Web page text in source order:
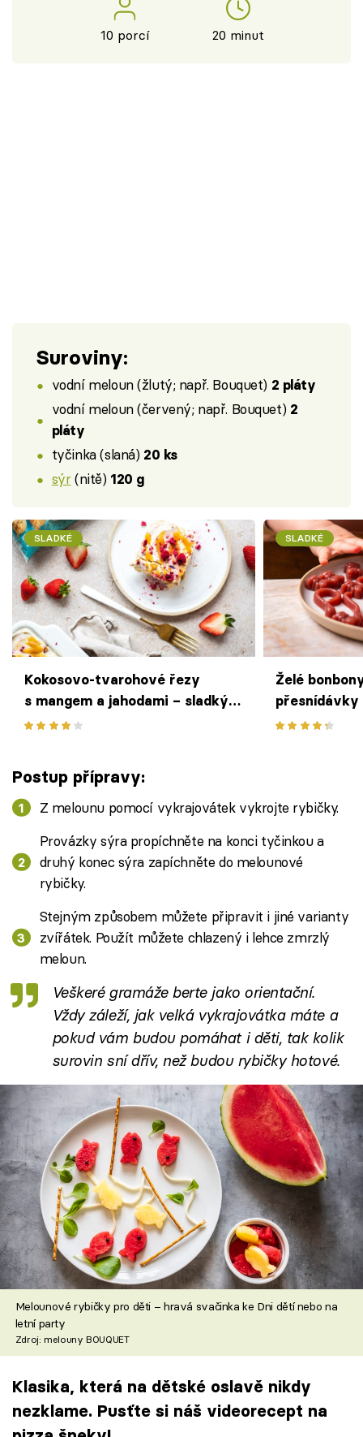
10 porcí 20 minut
Suroviny:
vodní meloun (žlutý; např. Bouquet) 2 pláty
vodní meloun (červený; např. Bouquet) 2
pláty
tyčinka (slaná) 20 ks
sýr(nitě) 120 g
SLADKÉ
Kokosovo-tvarohové řezy
s mangem a jahodami – sladký
zákusek nejen pro děti
SLADKÉ
Želé
využít
Postup přípravy:
Z melounu pomocí vykrajovátek vykrojte rybičky.
Provázky sýra propíchněte na konci tyčinkou a
druhý konec sýra zapíchněte do melounové
rybičky.
Stejným způsobem můžete připravit i jiné varianty
zvířátek. Použít můžete chlazený i lehce zmrzlý
meloun.
Veškeré gramáže berte jako orientační.
Vždy záleží, jak velká vykrajovátka máte a
pokud vám budou pomáhat i děti, tak kolik
surovin sní dřív, než budou rybičky hotové.
Melounové rybičky pro děti – hravá svačinka ke Dni dětí nebo na
letní party
Zdroj: melouny BOUQUET
Klasika, která na dětské oslavě nikdy
nezklame. Pusťte si náš videorecept na